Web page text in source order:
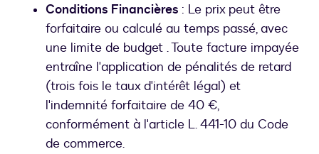
Conditions Financières : Le prix peut être
forfaitaire ou calculé au temps passé, avec
une limite de budget . Toute facture impayée
entraîne l'application de pénalités de retard
(trois fois le taux d'intérêt légal) et
l'indemnité forfaitaire de 40 €,
conformément à l'article L. 441-10 du Code
de commerce.